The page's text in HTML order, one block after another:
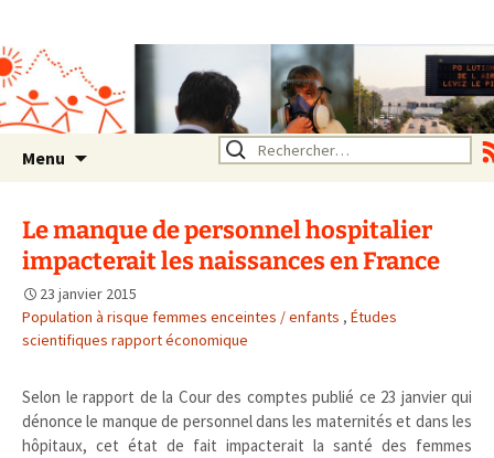
Rhône Alpes
Un environnement sain pour
la santé de tous
Menu Rechercher :
Le manque de personnel hospitalier
impacterait les naissances en France
23 janvier 2015
Population à risque femmes enceintes / enfants , Études
scientifiques rapport économique
Selon le rapport de la Cour des comptes publié ce 23 janvier qui
dénonce le manque de personnel dans les maternités et dans les
hôpitaux, cet état de fait impacterait la santé des femmes